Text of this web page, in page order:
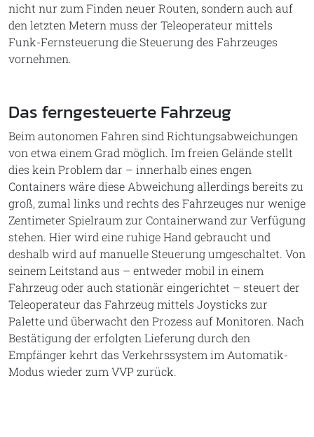
nicht nur zum Finden neuer Routen, sondern auch auf
den letzten Metern muss der Teleoperateur mittels
Funk-Fernsteuerung die Steuerung des Fahrzeuges
vornehmen.
Das ferngesteuerte Fahrzeug
Beim autonomen Fahren sind Richtungsabweichungen
von etwa einem Grad möglich. Im freien Gelände stellt
dies kein Problem dar – innerhalb eines engen
Containers wäre diese Abweichung allerdings bereits zu
groß, zumal links und rechts des Fahrzeuges nur wenige
Zentimeter Spielraum zur Containerwand zur Verfügung
stehen. Hier wird eine ruhige Hand gebraucht und
deshalb wird auf manuelle Steuerung umgeschaltet. Von
seinem Leitstand aus – entweder mobil in einem
Fahrzeug oder auch stationär eingerichtet – steuert der
Teleoperateur das Fahrzeug mittels Joysticks zur
Palette und überwacht den Prozess auf Monitoren. Nach
Bestätigung der erfolgten Lieferung durch den
Empfänger kehrt das Verkehrssystem im Automatik-
Modus wieder zum VVP zurück.